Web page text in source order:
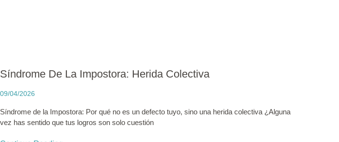
Síndrome De La Impostora: Herida Colectiva
09/04/2026
Síndrome de la Impostora: Por qué no es un defecto tuyo, sino una herida colectiva ¿Alguna
vez has sentido que tus logros son solo cuestión